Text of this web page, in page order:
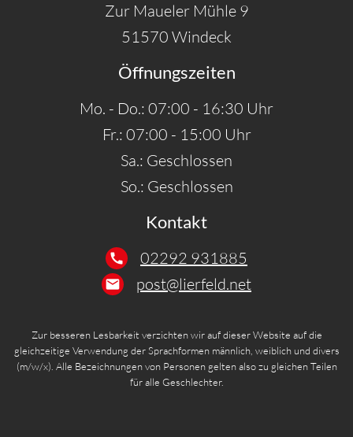
Zur Maueler Mühle 9
51570 Windeck
Öffnungszeiten
Mo. - Do.: 07:00 - 16:30 Uhr
Fr.: 07:00 - 15:00 Uhr
Sa.: Geschlossen
So.: Geschlossen
Kontakt
02292 931885
post@lierfeld.net
Zur besseren Lesbarkeit verzichten wir auf dieser Website auf die
gleichzeitige Verwendung der Sprachformen männlich, weiblich und divers
(m/w/x). Alle Bezeichnungen von Personen gelten also zu gleichen Teilen
für alle Geschlechter.